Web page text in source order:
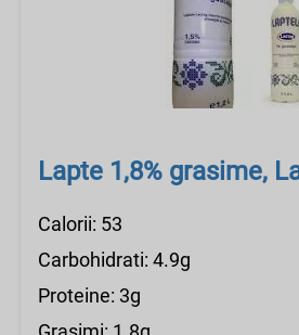
Lapte 1,8% grasime,
Calorii: 53
Carbohidrati: 4.9g
Proteine: 3g